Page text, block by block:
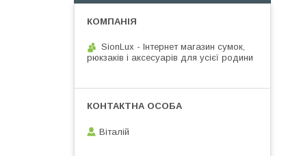
SionLux - Інтернет магазин сумок,
рюкзаків і аксесуарів для усієї родини
Віталій